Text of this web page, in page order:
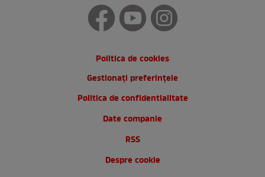
Politica de cookies
Gestionați preferințele
Politica de confidentialitate
Date companie
RSS
Despre cookie